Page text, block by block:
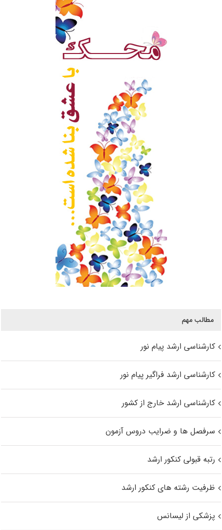
مطالب مهم
کارشناسی ارشد پیام نور
کارشناسی ارشد فراگیر پیام نور
کارشناسی ارشد خارج از کشور
سرفصل ها و ضرایب دروس آزمون
رتبه قبولی کنکور ارشد
ظرفیت رشته های کنکور ارشد
پزشکی از لیسانس